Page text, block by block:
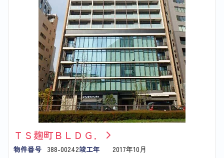
ＴＳ麹町ＢＬＤＧ．
物件番号 388-00242竣工年
2017年10月